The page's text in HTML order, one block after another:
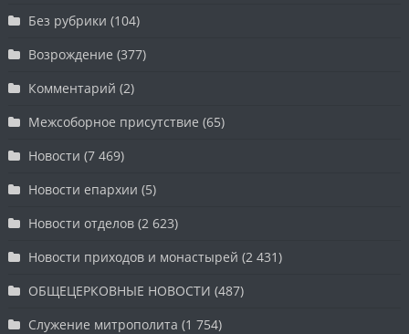
Без рубрики (104)
Возрождение (377)
Комментарий (2)
Межсоборное присутствие (65)
Новости (7 469)
Новости епархии (5)
Новости отделов (2 623)
Новости приходов и монастырей (2 431)
ОБЩЕЦЕРКОВНЫЕ НОВОСТИ (487)
Служение митрополита (1 754)